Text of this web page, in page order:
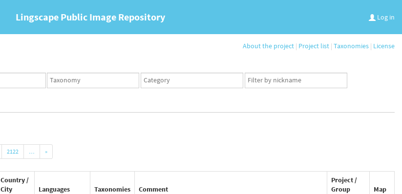
Log in
Lingscape Public Image Repository
About the project | Project list | Taxonomies | License
Taxonomy
set
Taxonomy
term
App
user
2122 … »
Country /
City
Languages Taxonomies Comment
Project /
Group
Map